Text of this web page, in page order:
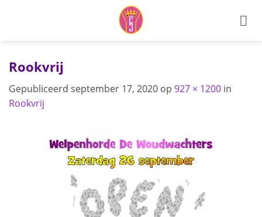
Rookvrij
Gepubliceerd september 17, 2020 op 927 × 1200 in
Rookvrij